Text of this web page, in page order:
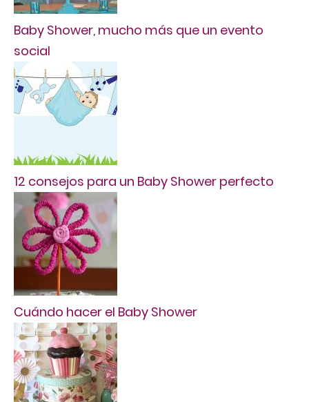
Baby Shower, mucho más que un evento
social
12 consejos para un Baby Shower perfecto
Cuándo hacer el Baby Shower